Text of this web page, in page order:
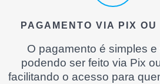
PAGAMENTO VIA PIX OU
O pagamento é simples e
podendo ser feito via Pix
facilitando o acesso para